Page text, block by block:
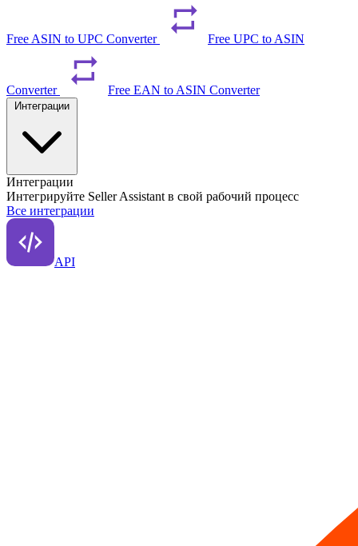
Free ASIN to UPC Converter Free UPC to ASIN
Converter Free EAN to ASIN Converter
Интеграции
Интегрируйте Seller Assistant в свой рабочий процесс
Все интеграции
API